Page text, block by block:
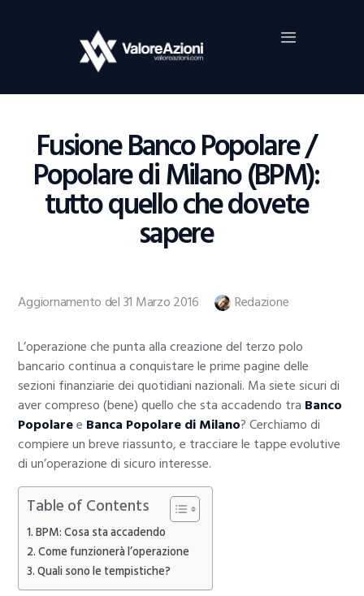
Fusione Banco Popolare /
Popolare di Milano (BPM):
tutto quello che dovete
sapere
Home
Investimenti
Borsa
Guide Al Trading
Criptovalute
Aggiornamento del 31 Marzo 2016 Redazione
L’operazione che punta alla creazione del terzo polo
bancario continua a conquistare le prime pagine delle
sezioni finanziarie dei quotidiani nazionali. Ma siete sicuri di
aver compreso (bene) quello che sta accadendo tra Banco
Popolaree Banca Popolare di Milano? Cerchiamo di
compiere un breve riassunto, e tracciare le tappe evolutive
di un’operazione di sicuro interesse.
Table of Contents
BPM: Cosa sta accadendo
Come funzionerà l’operazione
Quali sono le tempistiche?